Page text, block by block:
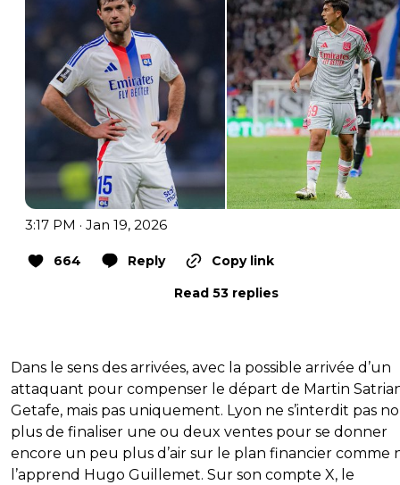
3:17 PM · Jan 19, 2026
664 Reply
Copy link
Read 53 replies
Dans le sens des arrivées, avec la possible arrivée d’un
attaquant pour compenser le départ de Martin
Getafe, mais pas uniquement. Lyon ne s’interdit pas
plus de finaliser une ou deux ventes pour se donner
encore un peu plus d’air sur le plan financier comme
l’apprend Hugo Guillemet. Sur son compte X, le